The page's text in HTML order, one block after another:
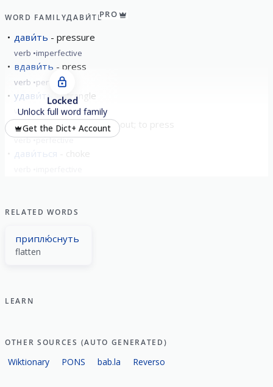
WORD FAMILYДАВИ́ТЬPRO
дави́ть pressure
verb imperfective
вдави́ть press
verb perfective
удави́ть strangle
verb perfective
вы́давить to squeeze out; to press
verb perfective
дави́ться
Locked
Unlock full word family
Get the Dict+ Account
RELATED WORDS
приплю́снуть
flatten
LEARN
OTHER SOURCES (AUTO GENERATED)
Wiktionary PONS bab.la Reverso